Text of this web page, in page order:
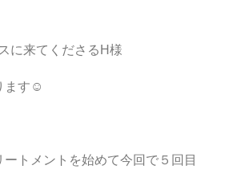
に来てくださるH様
ます☺︎
トメントを始めて今回で５回目